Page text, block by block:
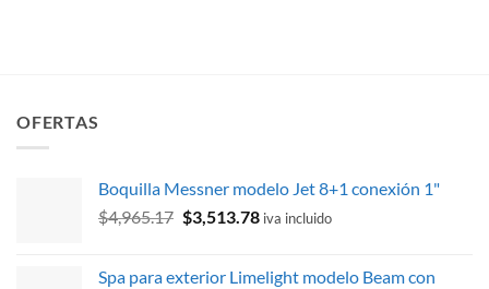
OFERTAS
Boquilla Messner modelo Jet 8+1 conexión 1"
$4,965.17 El
era:
$3,513.78El
es:
iva incluido
Spa para exterior Limelight modelo Beam con